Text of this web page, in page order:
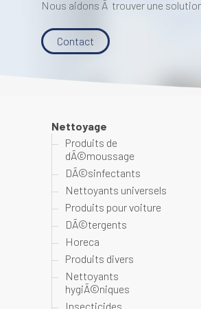
Nous aidons Ã trouver une
Contact
Nettoyage
Produits de
dÃ©moussage
DÃ©sinfectants
Nettoyants universels
Produits pour voiture
DÃ©tergents
Horeca
Produits divers
Nettoyants
hygiÃ©niques
Insecticides